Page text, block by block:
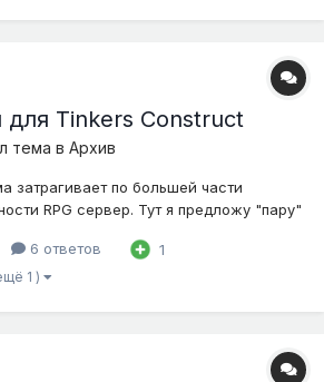
Tinkers Construct
тема в Архив
затрагивает по большей части
RPG сервер. Тут я предложу "пару"
поверхностно. 1. Pewter - делает
модами: Astral Sorcery, Botania,
6 ответов 1
1 )